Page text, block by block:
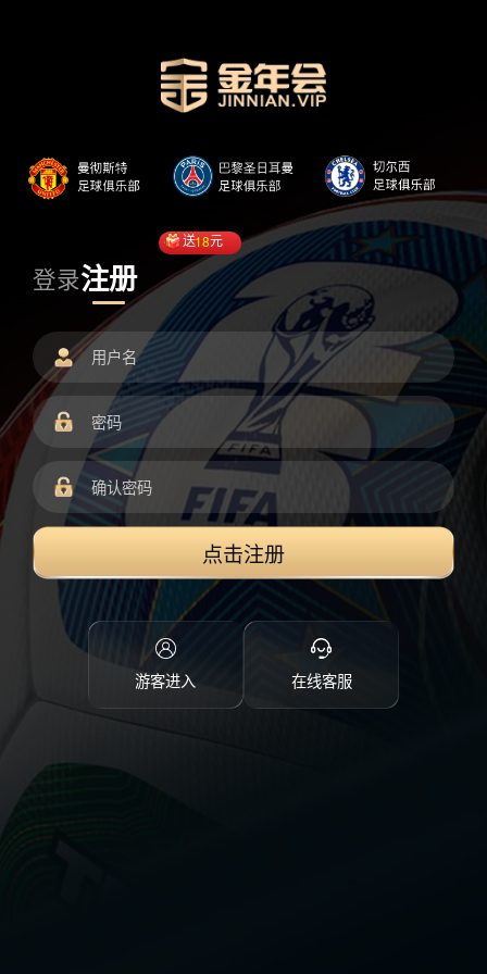
登录注册
送18元
点击注册
游客进入 在线客服